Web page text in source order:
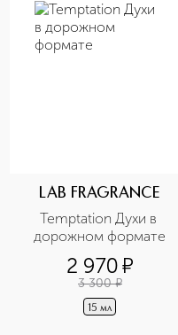
LAB FRAGRANCE
Temptation Духи в
дорожном формате
2 970¤
3 300 ¤
15 мл